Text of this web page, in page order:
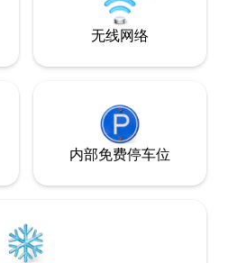
无线网络
内部免费停车位